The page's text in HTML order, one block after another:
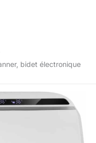
bidet électronique